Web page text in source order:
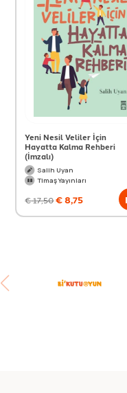
Yeni Nesil Veliler İçin
Hayatta Kalma Rehberi
(İmzalı)
Salih Uyan
Timaş Yayınları
€17,50€8,75